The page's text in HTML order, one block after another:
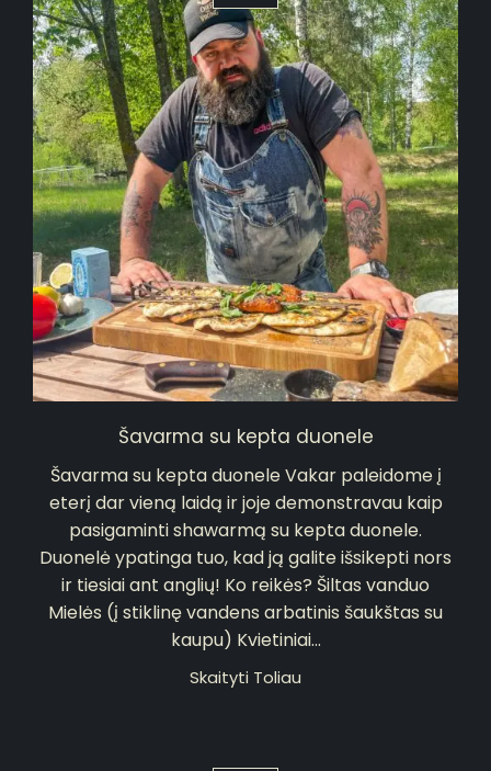
Šavarma su kepta duonele
Šavarma su kepta duonele Vakar paleidome į
eterį dar vieną laidą ir joje demonstravau kaip
pasigaminti shawarmą su kepta duonele.
Duonelė ypatinga tuo, kad ją galite išsikepti nors
ir tiesiai ant anglių! Ko reikės? Šiltas vanduo
Mielės (į stiklinę vandens arbatinis šaukštas su
kaupu) Kvietiniai...
Skaityti Toliau